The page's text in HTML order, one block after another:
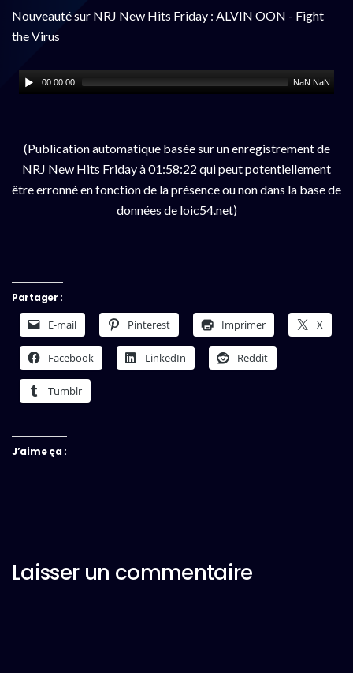
Nouveauté sur NRJ New Hits Friday : ALVIN OON - Fight
the Virus
00:00:00 NaN:NaN
(Publication automatique basée sur un enregistrement de
NRJ New Hits Friday à 01:58:22 qui peut potentiellement
être erronné en fonction de la présence ou non dans la base de
données de loic54.net)
Partager :
E-mail Pinterest Imprimer X
Facebook LinkedIn Reddit
Tumblr
J’aime ça :
Laisser un commentaire